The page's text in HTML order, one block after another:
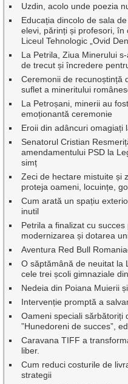
Uzdin, acolo unde poezia
Educația dincolo de sala
elevi, părinți și profesori, în
Liceul Tehnologic „Ovid
La Petrila, Ziua Minerului
de trecut și încredere
Ceremonii de recunoștință
suflet a mineritului
La Petroșani, minerii au
emoționantă ceremonie
Eroii din adâncuri omagiați
Senatorul Cristian
amendamentului PSD la
simț
Zeci de hectare mistuite și
proteja oameni, locuințe,
Cum arată un spațiu
inutil
Petrila a finalizat cu
modernizarea și dotarea
Aventura Red Bull
O săptămână de neuitat la
cele trei școli gimnaziale
Nedeia din Poiana Muierii
Intervenție promptă a
Oameni speciali sărbătoriți
”Hunedoreni de succes”,
Caravana TIFF a
liber.
Cum reduci costurile de
strategii